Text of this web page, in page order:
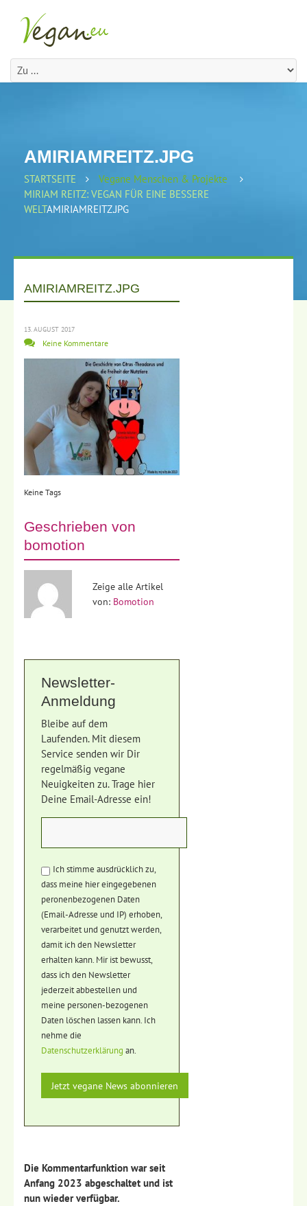
AMIRIAMREITZ.JPG
STARTSEITE
Vegane Menschen & Projekte
MIRIAM REITZ: VEGAN FÜR EINE BESSERE
WELTAMIRIAMREITZ.JPG
AMIRIAMREITZ.JPG
13. AUGUST 2017
Keine Kommentare
Keine Tags
Geschrieben von
bomotion
Zeige alle Artikel
von: Bomotion
Newsletter-
Anmeldung
Bleibe auf dem
Laufenden. Mit diesem
Service senden wir Dir
regelmäßig vegane
Neuigkeiten zu. Trage hier
Deine Email-Adresse ein!
Ich stimme ausdrücklich zu,
dass meine hier eingegebenen
peronenbezogenen Daten
(Email-Adresse und IP) erhoben,
verarbeitet und genutzt werden,
damit ich den Newsletter
erhalten kann. Mir ist bewusst,
dass ich den Newsletter
jederzeit abbestellen und
meine personen-bezogenen
Daten löschen lassen kann. Ich
nehme die
Datenschutzerklärung an.
Die Kommentarfunktion war seit
Anfang 2023 abgeschaltet und ist
nun wieder verfügbar.